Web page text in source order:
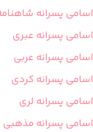
اسامی پسرانه
اسامی پسرانه عبری
اسامی پسرانه عربی
اسامی پسرانه کردی
اسامی پسرانه لری
اسامی پسرانه مذهبی